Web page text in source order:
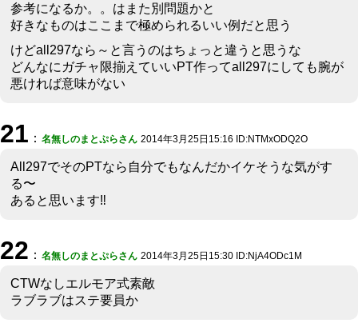
参考になるか。。はまた別問題かと
好きなものはここまで極められるいい例だと思う
けどall297なら～と言うのはちょっと違うと思うな
どんなにガチャ限揃えていいPT作ってall297にしても腕が
悪ければ意味がない
21 ： 名無しのまとぷらさん 2014年3月25日15:16 ID:NTMxODQ2O
All297でそのPTなら自分でもなんだかイケそうな気がす
る〜
あると思います‼︎
22 ： 名無しのまとぷらさん 2014年3月25日15:30 ID:NjA4ODc1M
CTWなしエルモア式素敵
ラブラブはステ要員か